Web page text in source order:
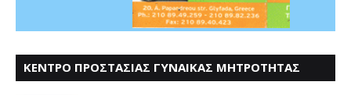
ΚΕΝΤΡΟ ΠΡΟΣΤΑΣΙΑΣ ΓΥΝΑΙΚΑΣ ΜΗΤΡΟΤΗΤΑΣ